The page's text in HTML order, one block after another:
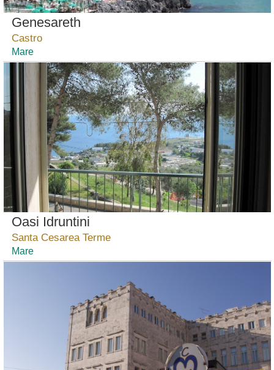
Genesareth
Castro
Mare
Oasi Idruntini
Santa Cesarea Terme
Mare